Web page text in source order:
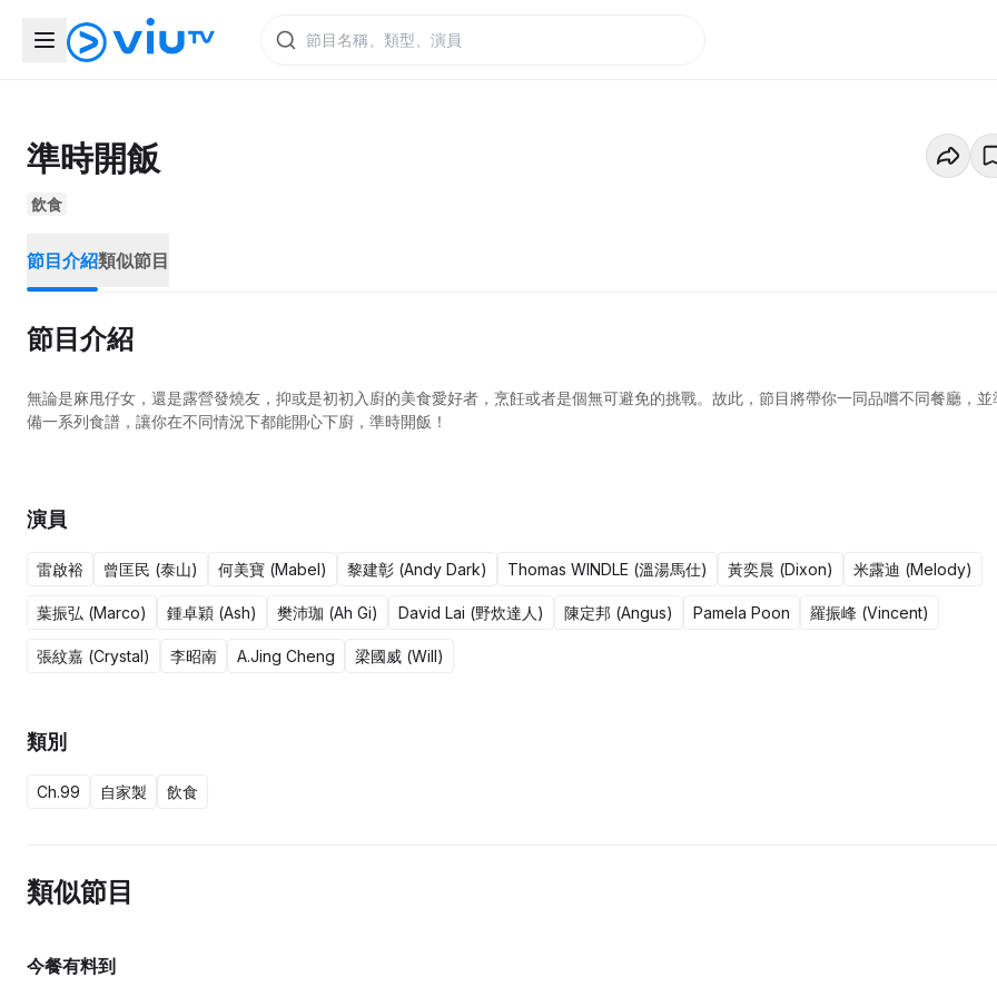
準時開飯
飲食
節目介紹類似節目
節目介紹
無論是麻甩仔女，還是露營發燒友，抑或是初初入廚的美食愛好者，烹飪或者是個無可避免的挑戰。故此，節目將帶你一同品嚐不同餐廳，並
備一系列食譜，讓你在不同情況下都能開心下廚，準時開飯！
演員
雷啟裕 曾匡民 (泰山) 何美寶 (Mabel) 黎建彰 (Andy Dark) Thomas WINDLE (溫湯馬仕) 黃奕晨 (Dixon) 米露迪 (Melody)
葉振弘 (Marco) 鍾卓穎 (Ash) 樊沛珈 (Ah Gi) David Lai (野炊達人) 陳定邦 (Angus) Pamela Poon 羅振峰 (Vincent)
張紋嘉 (Crystal) 李昭南 A.Jing Cheng 梁國威 (Will)
類別
Ch.99 自家製 飲食
類似節目
今餐有料到